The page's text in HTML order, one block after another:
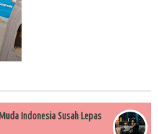
Indonesia Susah Lepas